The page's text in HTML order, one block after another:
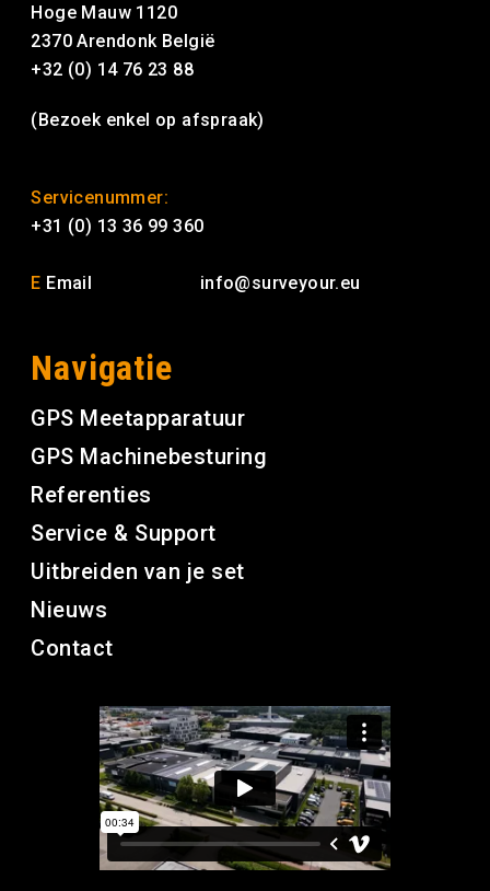
Hoge Mauw 1120
2370 Arendonk België
+32 (0) 14 76 23 88
(Bezoek enkel op afspraak)
Servicenummer:
+31 (0) 13 36 99 360
E Email info@surveyour.eu
Navigatie
GPS Meetapparatuur
GPS Machinebesturing
Referenties
Service & Support
Uitbreiden van je set
Nieuws
Contact